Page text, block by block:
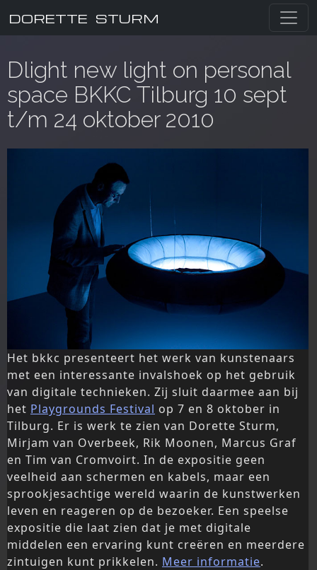
DORETTE STURM
Dlight new light on personal
space BKKC Tilburg 10 sept
t/m 24 oktober 2010
Het bkkc presenteert het werk van kunstenaars
met een interessante invalshoek op het gebruik
van digitale technieken. Zij sluit daarmee aan bij
het Playgrounds Festival op 7 en 8 oktober in
Tilburg. Er is werk te zien van Dorette Sturm,
Mirjam van Overbeek, Rik Moonen, Marcus Graf
en Tim van Cromvoirt. In de expositie geen
veelheid aan schermen en kabels, maar een
sprookjesachtige wereld waarin de kunstwerken
leven en reageren op de bezoeker. Een speelse
expositie die laat zien dat je met digitale
middelen een ervaring kunt creëren en meerdere
zintuigen kunt prikkelen. Meer informatie.